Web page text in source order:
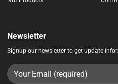
Newsletter
Signup our newsletter to get update